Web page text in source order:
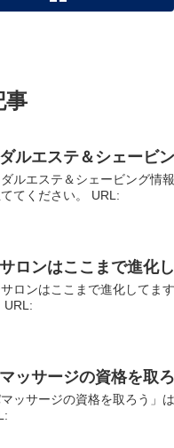
事
ルエステ＆シェービ
ダルエステ＆シェービング
ててください。 URL:
ロンはここまで進化
サロンはここまで進化してま
URL:
ッサージの資格を取
マッサージの資格を取ろう」